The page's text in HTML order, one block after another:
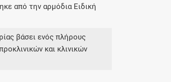
από την αρμόδια Ειδική
βάσει ενός πλήρους
και κλινικών